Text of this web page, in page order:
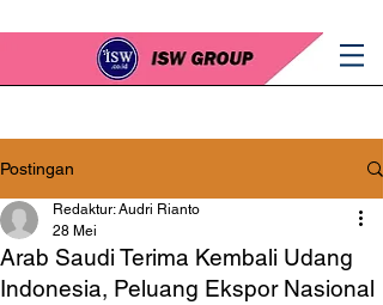
Postingan
Arab Saudi Terima Kembali Udang
Indonesia, Peluang Ekspor Nasional
Redaktur: Audri Rianto
28 Mei